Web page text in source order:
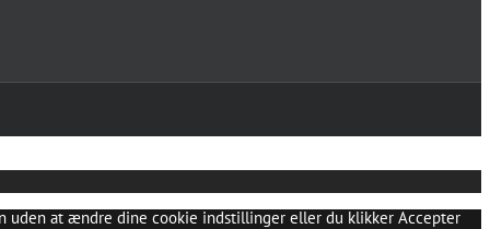
uden at ændre dine cookie indstillinger eller du klikker Accepter